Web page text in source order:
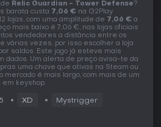
Relic Guardian - Tower Defense?
barata custa 7,06 € na G2Play.
lojas, com uma amplitude de 7,06 € a
mais baixo é 7,06 €, nas lojas oficiais
vendedores a distância entre os
várias vezes, por isso escolher a loja
saldos. Este jogo já esteve mais
dados. Um alerta de preço avisa-te da
uma chave que ativas na Steam ou
mercado é mais largo, com mais de um
em keyshop.
XD Mystrigger